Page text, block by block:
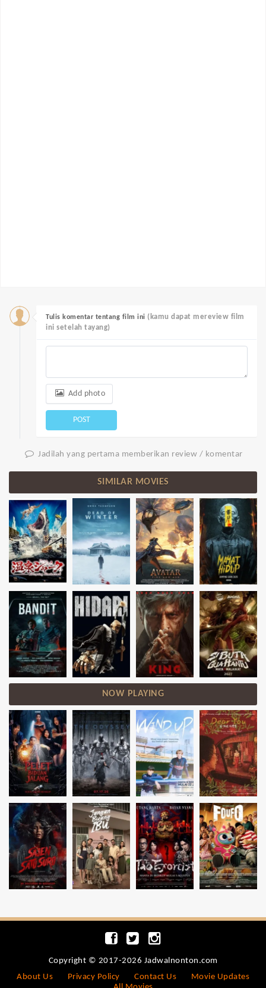
Tulis komentar tentang film ini (kamu dapat mereview film
ini setelah tayang)
Add photo
POST
Jadilah yang pertama memberikan review / komentar
SIMILAR MOVIES
NOW PLAYING
Copyright © 2017-2026 Jadwalnonton.com
About Us
Privacy Policy Contact Us
Movie Updates